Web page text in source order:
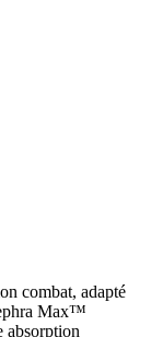
combat, adapté
Max™
absorption